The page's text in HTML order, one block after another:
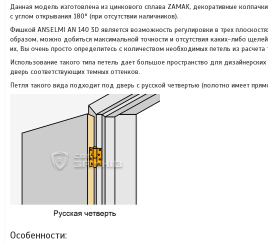
Данная модель изготовлена ​​из цинкового сплава ZAMAK, декоративные
с углом открывания 180º (при отсутствии наличников).
Фишкой ANSELMI AN 140 3D является возможность регулировки в трех
образом, можно добиться максимальной точности и отсутствия каких-либо
их, Вы очень просто определитесь с количеством необходимых петель из
Использование такого типа петель дает большое пространство для
дверь соответствующих темных оттенков.
Петля такого вида подходит под дверь с русской четвертью (полотно имеет
Особенности: